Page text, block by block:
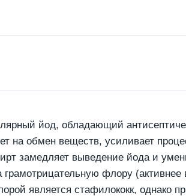
йод, обладающий
на обмен веществ, усиливает
замедляет выведение йода и
флору (активнее
является стафилококк, однако